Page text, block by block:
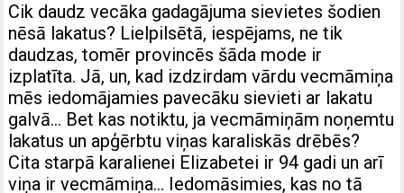
Cik daudz vecāka gadagājuma sievietes šodien
nēsā lakatus? Lielpilsētā, iespējams, ne tik
daudzas, tomēr provincēs šāda mode ir
izplatīta. Jā, un, kad izdzirdam vārdu vecmāmiņa
mēs iedomājamies pavecāku sievieti ar lakatu
galvā… Bet kas notiktu, ja vecmāmiņām noņemtu
lakatus un apģērbtu viņas karaliskās drēbēs?
Cita starpā karalienei Elizabetei ir 94 gadi un arī
viņa ir vecmāmiņa… Iedomāsimies, kas no tā